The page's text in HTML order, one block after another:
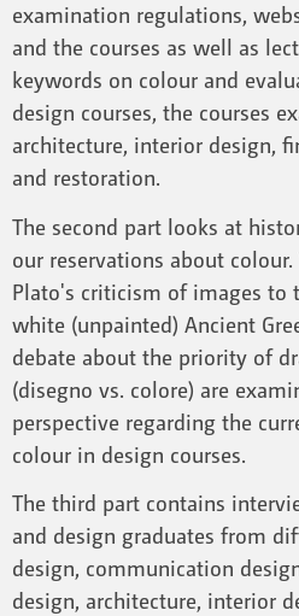
examination regulations,
and the courses as well as
keywords on colour and
design courses, the courses
architecture, interior design,
and restoration.
The second part looks at
our reservations about
Plato's criticism of images to
white (unpainted) Ancient
debate about the priority of
(disegno vs. colore) are
perspective regarding the
colour in design courses.
The third part contains
and design graduates from
design, communication
design, architecture, interior